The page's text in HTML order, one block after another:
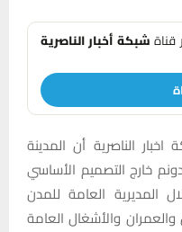
قناةشبكة أخبار الناصرية
الناصرية أن المدينة
ستقام على مساحة 8000 دونم خارج التصميم الأساسي
المديرية العامة للمدن
والعمران والأشغال العامة